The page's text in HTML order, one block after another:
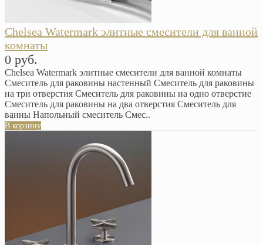
Chelsea Watermark элитные смесители для ванной
комнаты
0 руб.
Chelsea Watermark элитные смесители для ванной комнаты
Смеситель для раковины настенный Смеситель для раковины
на три отверстия Смеситель для раковины на одно отверстие
Смеситель для раковины на два отверстия Смеситель для
ванны Напольный смеситель Смес..
В корзину